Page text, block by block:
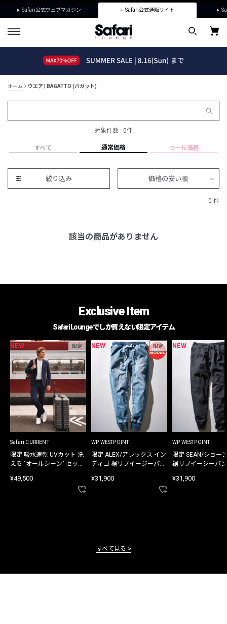
Safari公式ウェブマガジン Safari公式通販サイト
ホーム ウエア | BAGATTO (バガット)
対象件数 : 0件
すべて 通常価格 セール価格
絞り込み 価格の安い順
0 件
該当の商品がありません
Exclusive Item
Safari Loungeでしか買えない限定アイテム
NEW 限定
Safari CURRENT
限定 吸水速乾 UVカット 洗
える "オールシーン" セット
¥49,500
NEW 限定
WP WESTPOINT
限定 ALEX/アレックス イン
ディゴ 裾リブイージーパン
¥31,900
NEW
WP WESTPOINT
限定 SEAN/ショー
裾リブイージーパ
¥31,900
すべて見る